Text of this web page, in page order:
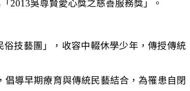
2013吳尊賢愛心獎之慈善服務獎」。
技藝團」，收容中輟休學少年，傳授傳統
倡導早期療育與傳統民藝結合，為罹患自閉